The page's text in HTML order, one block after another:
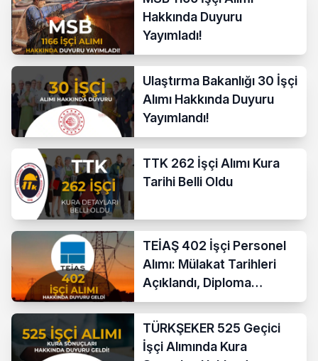
Hakkında Duyuru
Yayımladı!
Ulaştırma Bakanlığı 30 İşçi
Alımı Hakkında Duyuru
Yayımlandı!
TTK 262 İşçi Alımı Kura
Tarihi Belli Oldu
TEİAŞ 402 İşçi Personel
Alımı: Mülakat Tarihleri
Açıklandı, Diploma
Kontrolü Tamamlandı
TÜRKŞEKER 525 Geçici
İşçi Alımında Kura